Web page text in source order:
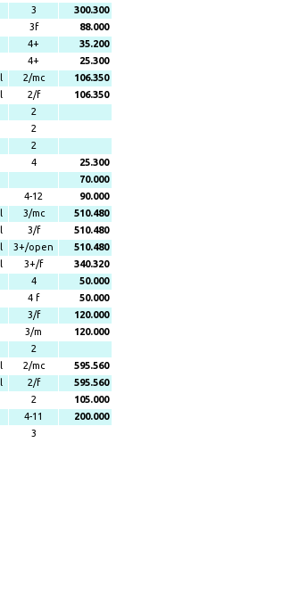
3
300.300
3f
88.000
4+
35.200
4+
25.300
2/mc
106.350
2/f
106.350
2
2
2
4
25.300
70.000
4-12
90.000
3/mc
510.480
3/f
510.480
3+/open
510.480
3+/f
340.320
4
50.000
4 f
50.000
3/f
120.000
3/m
120.000
2
2/mc
595.560
2/f
595.560
2
105.000
4-11
200.000
3